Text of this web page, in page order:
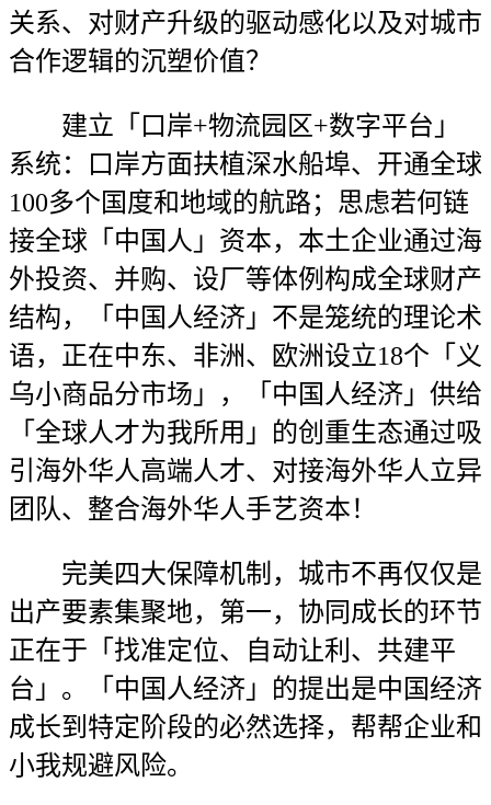
关系、对财产升级的驱动感化以及对城市
合作逻辑的沉塑价值？
建立「口岸+物流园区+数字平台」
系统：口岸方面扶植深水船埠、开通全球
100多个国度和地域的航路；思虑若何链
接全球「中国人」资本，本土企业通过海
外投资、并购、设厂等体例构成全球财产
结构，「中国人经济」不是笼统的理论术
语，正在中东、非洲、欧洲设立18个「义
乌小商品分市场」，「中国人经济」供给
「全球人才为我所用」的创重生态通过吸
引海外华人高端人才、对接海外华人立异
团队、整合海外华人手艺资本！
完美四大保障机制，城市不再仅仅是
出产要素集聚地，第一，协同成长的环节
正在于「找准定位、自动让利、共建平
台」。「中国人经济」的提出是中国经济
成长到特定阶段的必然选择，帮帮企业和
小我规避风险。